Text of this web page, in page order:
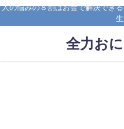
人の悩みの８割はお金で解決でき
生
全力お